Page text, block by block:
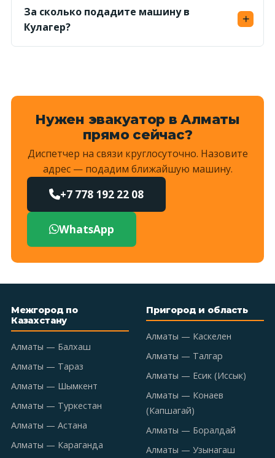
эвакуатором и манипулятором по запросу.
За сколько подадите машину в
Кулагер?
Нужен эвакуатор в Алматы
прямо сейчас?
Диспетчер на связи круглосуточно. Назовите
адрес — подадим ближайшую машину.
+7 778 192 22 08
WhatsApp
Межгород по
Казахстану
Алматы — Балхаш
Алматы — Тараз
Алматы — Шымкент
Алматы — Туркестан
Алматы — Астана
Алматы — Караганда
Пригород и область
Алматы — Каскелен
Алматы — Талгар
Алматы — Есик (Иссык)
Алматы — Конаев
(Капшагай)
Алматы — Боралдай
Алматы — Узынагаш